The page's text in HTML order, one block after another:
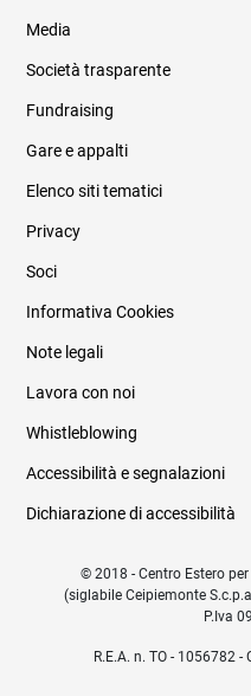
Informazioni
Media
Società trasparente
Fundraising
Gare e appalti
Elenco siti tematici
Privacy
Soci
Informativa Cookies
Note legali
Lavora con noi
Whistleblowing
Accessibilità e segnalazioni
Dichiarazione di accessibilità
© 2018 - Centro Estero
(siglabile Ceipiemonte
P.Iva
R.E.A. n. TO - 1056782